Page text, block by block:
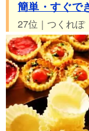
簡単・すぐ
27位｜つくれぽ